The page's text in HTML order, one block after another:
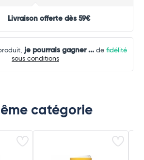
Livraison offerte dès 59€
je pourrais gagner ...de fidélité
sous conditions
catégorie